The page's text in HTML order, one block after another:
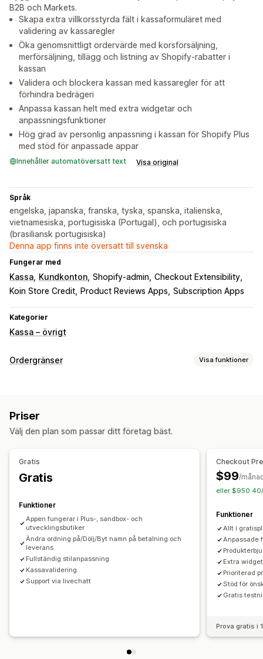
B2B och Markets.
Skapa extra villkorsstyrda fält i kassaformuläret med
validering av kassaregler
Öka genomsnittligt ordervärde med korsförsäljning,
merförsäljning, tillägg och listning av Shopify-rabatter i
kassan
Validera och blockera kassan med kassaregler för att
förhindra bedrägeri
Anpassa kassan helt med extra widgetar och
anpassningsfunktioner
Hög grad av personlig anpassning i kassan för Shopify Plus
med stöd för anpassade appar
Innehåller automatöversatt text Visa original
Språk
engelska, japanska, franska, tyska, spanska, italienska,
vietnamesiska, portugisiska (Portugal), och portugisiska
(brasiliansk portugisiska)
Denna app finns inte översatt till svenska
Fungerar med
Kassa Kundkonton Shopify-admin Checkout Extensibility
Koin Store Credit
Product Reviews Apps Subscription Apps
Kategorier
Kassa – övrigt
Ordergränser Visa funktioner
Rabattbaserat
Kundtaggar Geolokalisering Betalningsmetoder
Priser
Välj den plan som passar ditt företag bäst.
Gratis
Gratis
Funktioner
Appen fungerar i Plus-, sandbox- och
utvecklingsbutiker
Ändra ordning på/Dölj/Byt namn på betalning och
leverans
Fullständig stilanpassning
Kassavalidering
Support via livechatt
Checkout
$99/
eller
Funktioner
Allt i
Anpassade
Extra
Prioriterad
Stöd för
Gratis
Prova gratis i